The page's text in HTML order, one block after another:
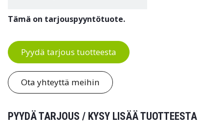
Tämä on tarjouspyyntötuote.
Pyydä tarjous tuotteesta
Ota yhteyttä meihin
PYYDÄ TARJOUS / KYSY LISÄÄ TUOTTEESTA